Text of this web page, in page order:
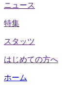
ニュース
特集
スタッツ
はじめての方へ
ホーム